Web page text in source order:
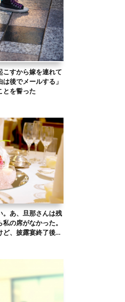
こすから嫁を連れて
後でメールする」
を誓った
。あ、旦那さんは残
の席がなかった。
ど、披露宴終了後…